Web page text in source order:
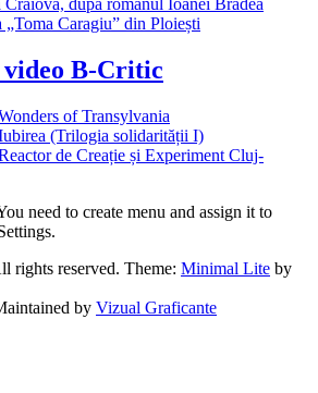
„Toma Caragiu” din Ploiești
B-Critic
of Transylvania
(Trilogia solidarității I)
de Creație și Experiment Cluj-
need to create menu and assign it to
rights reserved. Theme: Minimal Lite by
by Vizual Graficante